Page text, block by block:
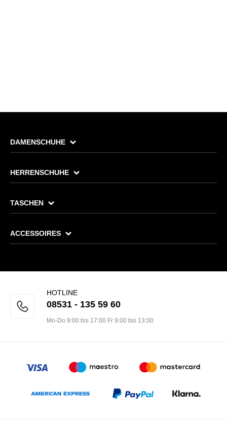
DAMENSCHUHE
HERRENSCHUHE
TASCHEN
ACCESSOIRES
HOTLINE
08531 - 135 59 60
Mo-Do 9:00 bis 17:00 Fr 9:00 bis 13:00